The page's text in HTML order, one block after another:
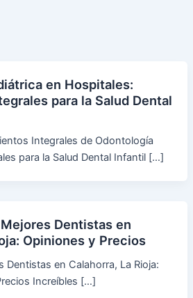
en Hospitales:
para la Salud Dental
Integrales de Odontología
para la Salud Dental Infantil […]
Dentistas en
Opiniones y Precios
Dentistas en Calahorra, La Rioja:
Increíbles […]